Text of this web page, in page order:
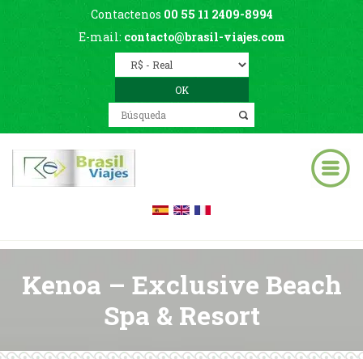
Contactenos 00 55 11 2409-8994
E-mail: contacto@brasil-viajes.com
Kenoa – Exclusive Beach
Spa & Resort